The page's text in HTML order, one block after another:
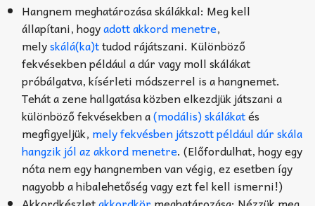
Hangnem meghatározása skálákkal: Meg kell
állapítani, hogyadott akkord menetre,
melyskálá(ka)ttudod rájátszani. Különböző
fekvésekben például a dúr vagy moll skálákat
próbálgatva, kísérleti módszerrel is a hangnemet.
Tehát a zene hallgatása közben elkezdjük játszani a
különböző fekvésekben a(modális) skálákatés
megfigyeljük, mely fekvésben játszott például dúr skála
hangzik jól az akkord menetre. (Előfordulhat, hogy egy
nóta nem egy hangnemben van végig, ez esetben így
nagyobb a hibalehetőség vagy ezt fel kell ismerni!)